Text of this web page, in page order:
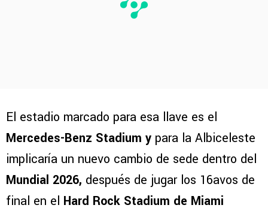
El estadio marcado para esa llave es el
Mercedes-Benz Stadium y para la Albiceleste
implicaría un nuevo cambio de sede dentro del
Mundial 2026, después de jugar los 16avos de
final en el Hard Rock Stadium de Miami